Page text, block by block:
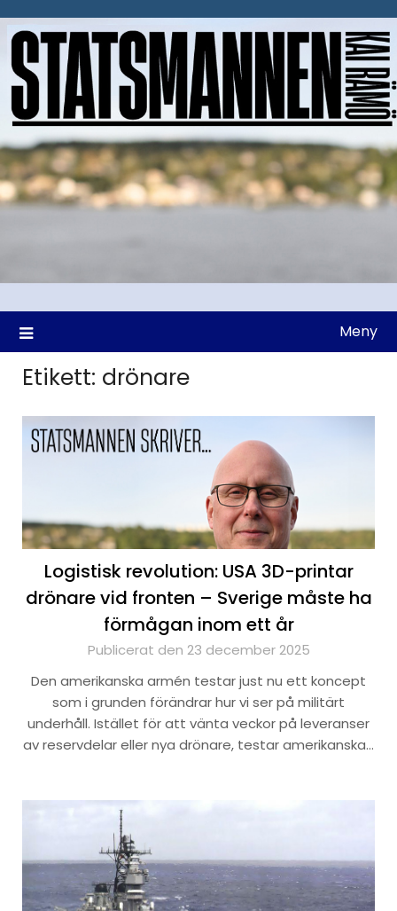
till
Meny
Etikett: drönare
Logistisk revolution: USA 3D-printar
drönare vid fronten – Sverige måste ha
förmågan inom ett år
Publicerat den 23 december 2025
Den amerikanska armén testar just nu ett koncept
som i grunden förändrar hur vi ser på militärt
underhåll. Istället för att vänta veckor på leveranser
av reservdelar eller nya drönare, testar amerikanska…